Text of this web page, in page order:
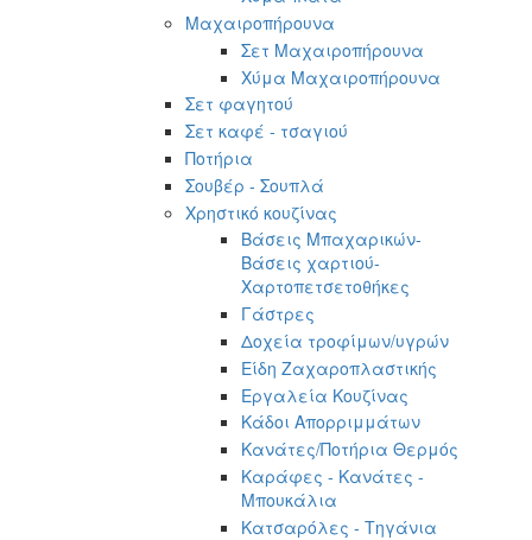
Μαχαιροπήρουνα
Σετ Μαχαιροπήρουνα
Χύμα Μαχαιροπήρουνα
Σετ φαγητού
Σετ καφέ - τσαγιού
Ποτήρια
Σουβέρ - Σουπλά
Χρηστικό κουζίνας
Βάσεις Μπαχαρικών-
Βάσεις χαρτιού-
Χαρτοπετσετοθήκες
Γάστρες
Δοχεία τροφίμων/υγρών
Είδη Ζαχαροπλαστικής
Εργαλεία Κουζίνας
Κάδοι Απορριμμάτων
Κανάτες/Ποτήρια Θερμός
Καράφες - Κανάτες -
Μπουκάλια
Κατσαρόλες - Τηγάνια